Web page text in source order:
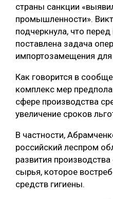
страны санкции
промышленности».
подчеркнула, что
поставлена задача
импортозамещения для
Как говорится в
комплекс мер
сфере производства
увеличение сроков
В частности,
российский леспром
развития
сырья, которое
средств гигиены.